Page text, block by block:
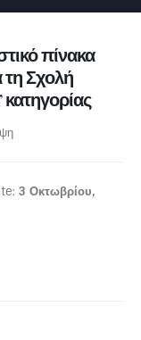
πίνακα
τη Σχολή
3 Οκτωβρίου,